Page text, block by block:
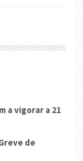
a vigorar a 21
de